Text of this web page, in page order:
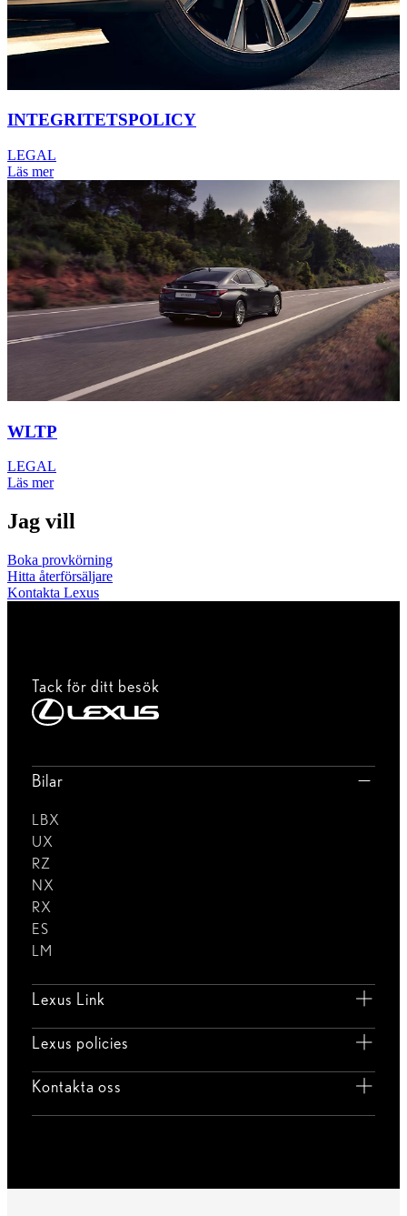
INTEGRITETSPOLICY
LEGAL
Läs mer
WLTP
LEGAL
Läs mer
Jag vill
Boka provkörning
Hitta återförsäljare
Kontakta Lexus
Tack för ditt besök
Bilar
LBX
UX
RZ
NX
RX
ES
LM
Lexus Link
Lexus policies
Kontakta oss